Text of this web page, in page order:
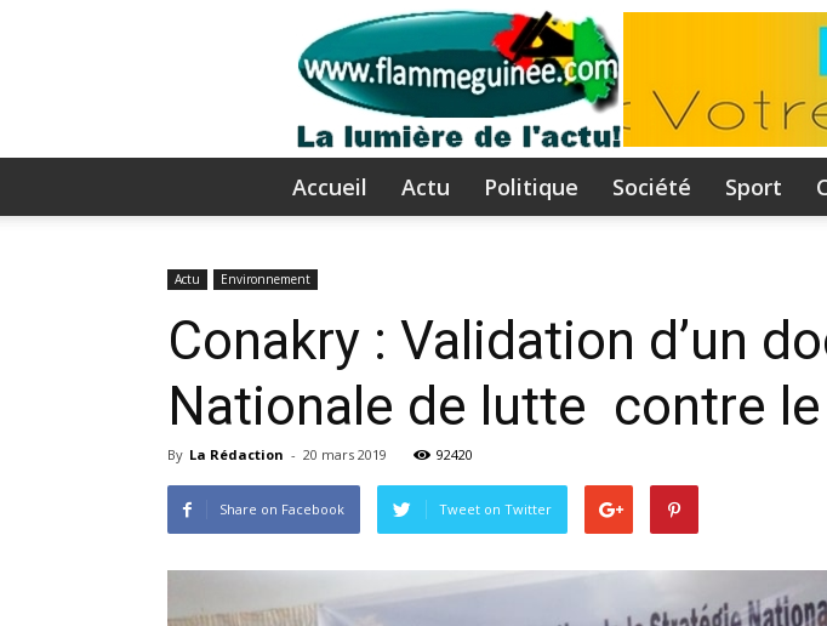
Accueil Actu Politique Société Sport
Actu Environnement
Conakry : Validation d’un
Nationale de lutte contre
By La Rédaction - 20 mars 2019 92420
Share on Facebook Tweet on Twitter